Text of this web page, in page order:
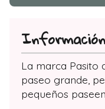
Información
La marca Pasito
paseo grande,
pequeños